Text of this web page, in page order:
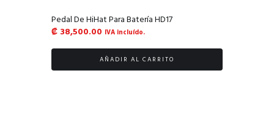
Pedal De HiHat Para Batería HD17
₡ 38,500.00 IVA incluído.
AÑADIR AL CARRITO